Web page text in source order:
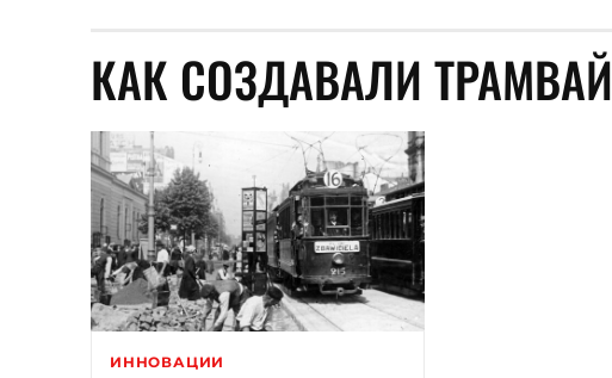
КАК СОЗДАВАЛИ ТРАМВАЙ
ИННОВАЦИИ